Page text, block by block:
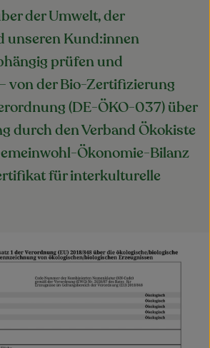
der Umwelt, der
unseren Kund:innen
prüfen und
von der Bio-Zertifizierung
(DE-ÖKO-037) über
durch den Verband Ökokiste
Ökonomie-Bilanz
für interkulturelle